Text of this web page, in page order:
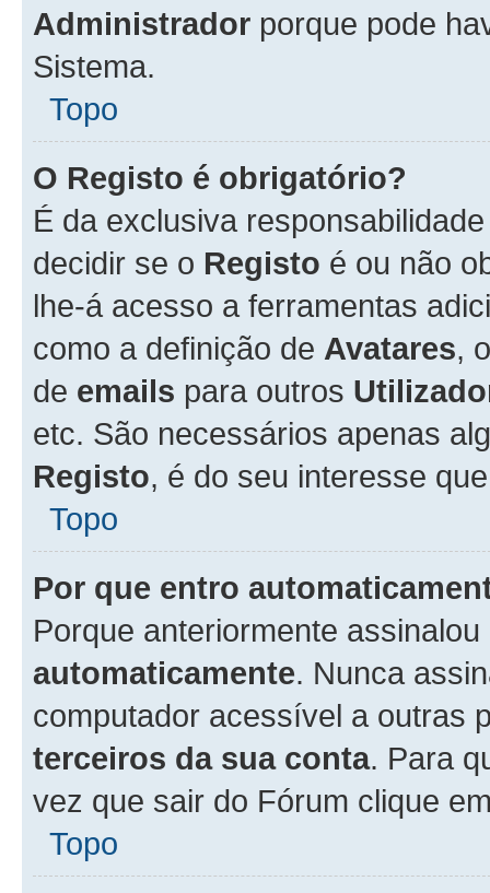
Administrador porque pode
Sistema.
Topo
O Registo é obrigatório?
É da exclusiva
decidir se o Registo é ou não
lhe-á acesso a ferramentas
como a definição de Avatares,
de emails para outros
etc. São necessários apenas
Registo, é do seu interesse
Topo
Por que entro
Porque anteriormente
automaticamente. Nunca
computador acessível a outras
terceiros da sua conta. Para
vez que sair do Fórum clique
Topo